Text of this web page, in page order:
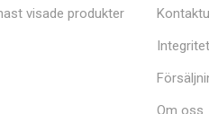
visade produkter
Om oss